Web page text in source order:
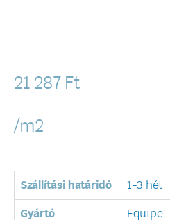
21 287 Ft
/m2
Szállítási határidó 1-3 hét
Gyártó Equipe